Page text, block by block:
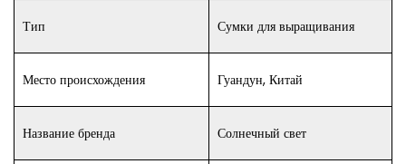
Тип Сумки для выращивания
Место происхождения Гуандун, Китай
Название бренда Солнечный свет